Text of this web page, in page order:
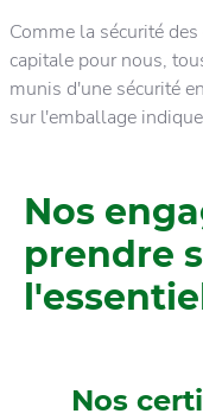
Comme la sécurité
capitale pour nous,
munis d'une sécurité
sur l'emballage
Nos
prendre
Nos